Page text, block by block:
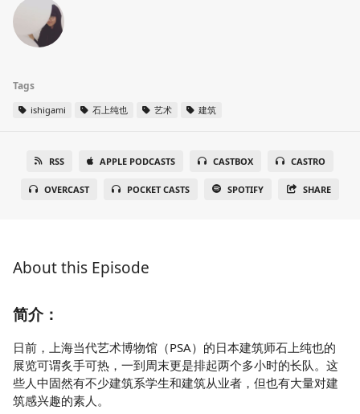
Tags
ishigami 石上纯也 艺术 建筑
RSS APPLE PODCASTS CASTBOX CASTRO
OVERCAST POCKET CASTS SPOTIFY SHARE
About this Episode
简介：
日前，上海当代艺术博物馆（PSA）的日本建筑师石上纯也的
展览可谓炙手可热，一到周末更是排起两个多小时的长队。这
些人中固然有不少建筑系学生和建筑从业者，但也有大量对建
筑感兴趣的素人。